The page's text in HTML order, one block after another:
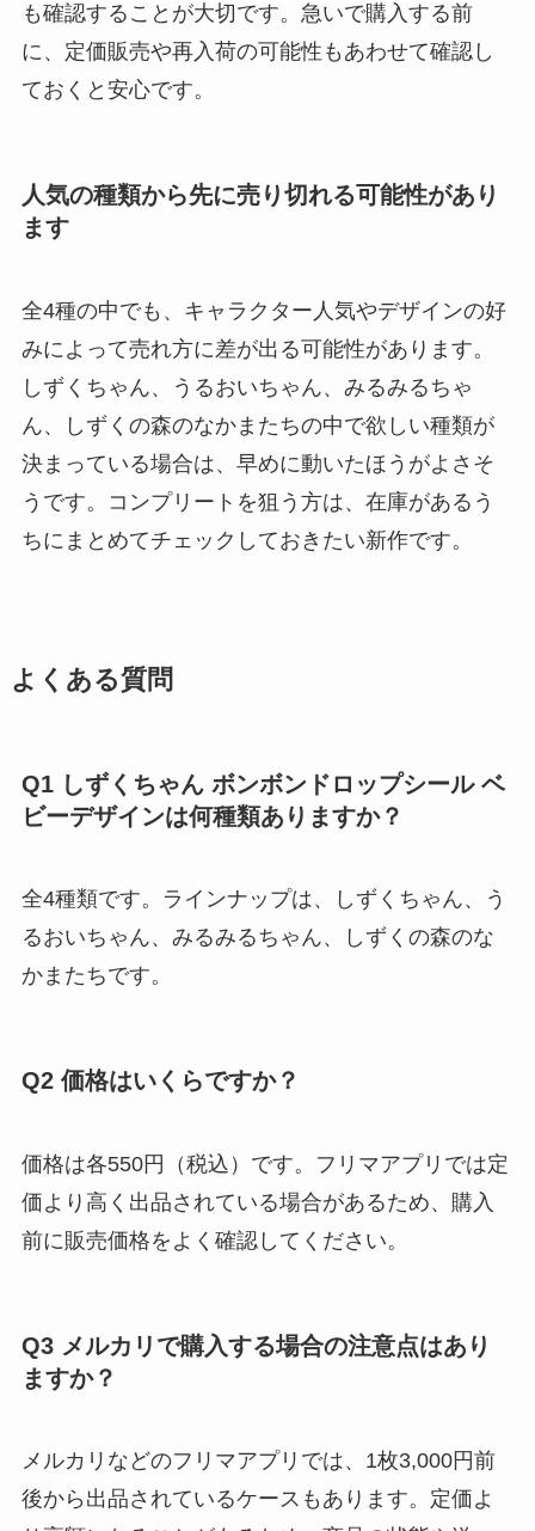
も確認することが大切です。急いで購入する前
に、定価販売や再入荷の可能性もあわせて確認し
ておくと安心です。
人気の種類から先に売り切れる可能性があり
ます
全4種の中でも、キャラクター人気やデザインの好
みによって売れ方に差が出る可能性があります。
しずくちゃん、うるおいちゃん、みるみるちゃ
ん、しずくの森のなかまたちの中で欲しい種類が
決まっている場合は、早めに動いたほうがよさそ
うです。コンプリートを狙う方は、在庫があるう
ちにまとめてチェックしておきたい新作です。
よくある質問
Q1 しずくちゃん ボンボンドロップシール ベ
ビーデザインは何種類ありますか？
全4種類です。ラインナップは、しずくちゃん、う
るおいちゃん、みるみるちゃん、しずくの森のな
かまたちです。
Q2 価格はいくらですか？
価格は各550円（税込）です。フリマアプリでは定
価より高く出品されている場合があるため、購入
前に販売価格をよく確認してください。
Q3 メルカリで購入する場合の注意点はあり
ますか？
メルカリなどのフリマアプリでは、1枚3,000円前
後から出品されているケースもあります。定価よ